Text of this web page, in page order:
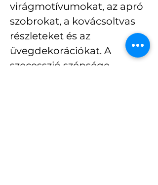
virágmotívumokat, az apró
szobrokat, a kovácsoltvas
részleteket és az
üvegdekorációkat. A
szecesszió szépsége